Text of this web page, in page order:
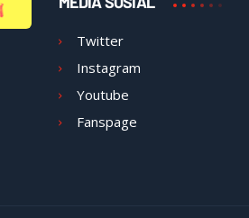
Twitter
Instagram
Youtube
Fanspage